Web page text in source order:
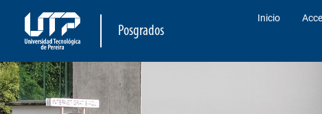
Posgrados
Inicio